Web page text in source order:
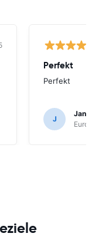
Perfekt
Perfekt
J
Jan